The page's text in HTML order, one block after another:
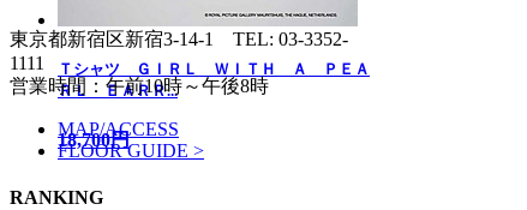
Ｔシャツ ＧＩＲＬ ＷＩＴＨ Ａ ＰＥＡ
ＲＬ ＥＡＲＲ...
18,700円
東京都新宿区新宿3-14-1 TEL: 03-3352-
1111
営業時間：午前10時～午後8時
MAP/ACCESS
FLOOR GUIDE >
RANKING